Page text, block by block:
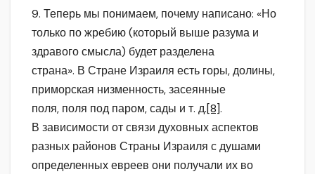
9. Теперь мы понимаем, почему написано: «Но
только по жребию (который выше разума и
здравого смысла) будет разделена
страна». В Стране Израиля есть горы, долины,
приморская низменность, засеянные
поля, поля под паром, сады и т. д.[8].
В зависимости от связи духовных аспектов
разных районов Страны Израиля с душами
определенных евреев они получали их во